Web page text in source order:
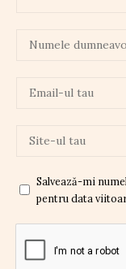
Salvează-mi
pentru data